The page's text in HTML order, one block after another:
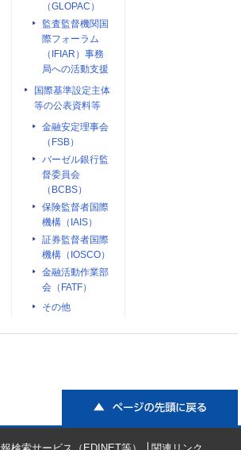
（GLOPAC）
監査監督機関国
際フォーラム
（IFIAR）事務
局への活動支援
国際基準設定主体
等の公表資料等
金融安定理事会
（FSB）
バーゼル銀行監
督委員会
（BCBS）
保険監督者国際
機構（IAIS）
証券監督者国際
機構（IOSCO）
金融活動作業部
会（FATF）
その他